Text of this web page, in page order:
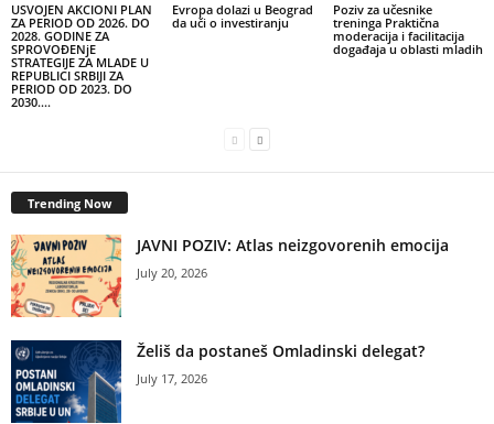
USVOJEN AKCIONI PLAN
ZA PERIOD OD 2026. DO
2028. GODINE ZA
SPROVOĐENjE
STRATEGIJE ZA MLADE U
REPUBLICI SRBIJI ZA
PERIOD OD 2023. DO
2030....
Evropa dolazi u Beograd
da uči o investiranju
Poziv za učesnike
treninga Praktična
moderacija i facilitacija
događaja u oblasti mladih
Trending Now
JAVNI POZIV: Atlas neizgovorenih emocija
July 20, 2026
Želiš da postaneš Omladinski delegat?
July 17, 2026